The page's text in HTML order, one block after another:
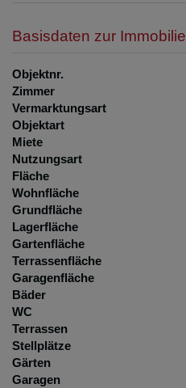
Basisdaten zur Immobilie
Objektnr.
Zimmer
Vermarktungsart
Objektart
Miete
Nutzungsart
Fläche
Wohnfläche
Grundfläche
Lagerfläche
Gartenfläche
Terrassenfläche
Garagenfläche
Bäder
WC
Terrassen
Stellplätze
Gärten
Garagen